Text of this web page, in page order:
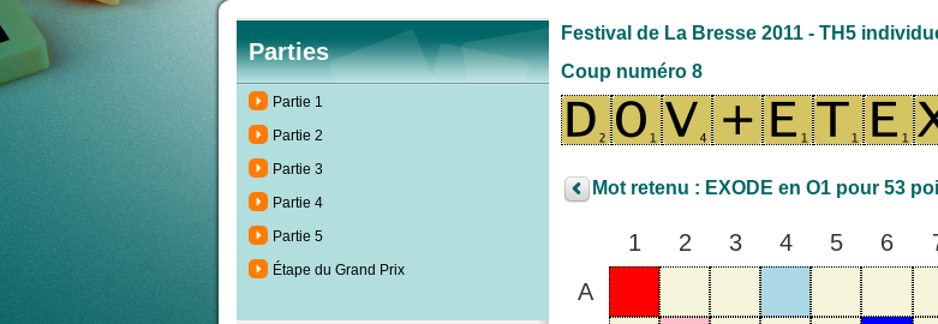
Parties
Partie 1
Partie 2
Partie 3
Partie 4
Partie 5
Étape du Grand Prix
Festival de La Bresse 2011 - TH5
Coup numéro 8
Mot retenu : EXODE en O1 pour 53
1 2 3 4 5 6
A